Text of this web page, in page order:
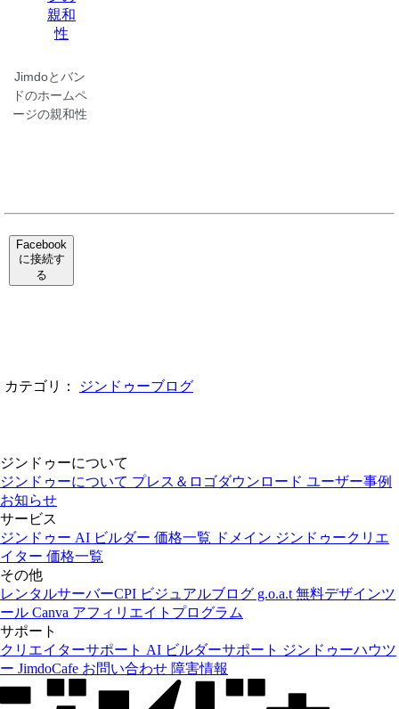
Jimdoとバン
ドのホームペ
ージの親和性
Facebook
に接続す
る
カテゴリ： ジンドゥーブログ
ジンドゥーについて
ジンドゥーについて プレス＆ロゴダウンロード ユーザー事例
お知らせ
サービス
ジンドゥー AI ビルダー 価格一覧 ドメイン ジンドゥークリエ
イター 価格一覧
その他
レンタルサーバーCPI ビジュアルブログ g.o.a.t 無料デザインツ
ール Canva アフィリエイトプログラム
サポート
クリエイターサポート AI ビルダーサポート ジンドゥーハウツ
ー JimdoCafe お問い合わせ 障害情報